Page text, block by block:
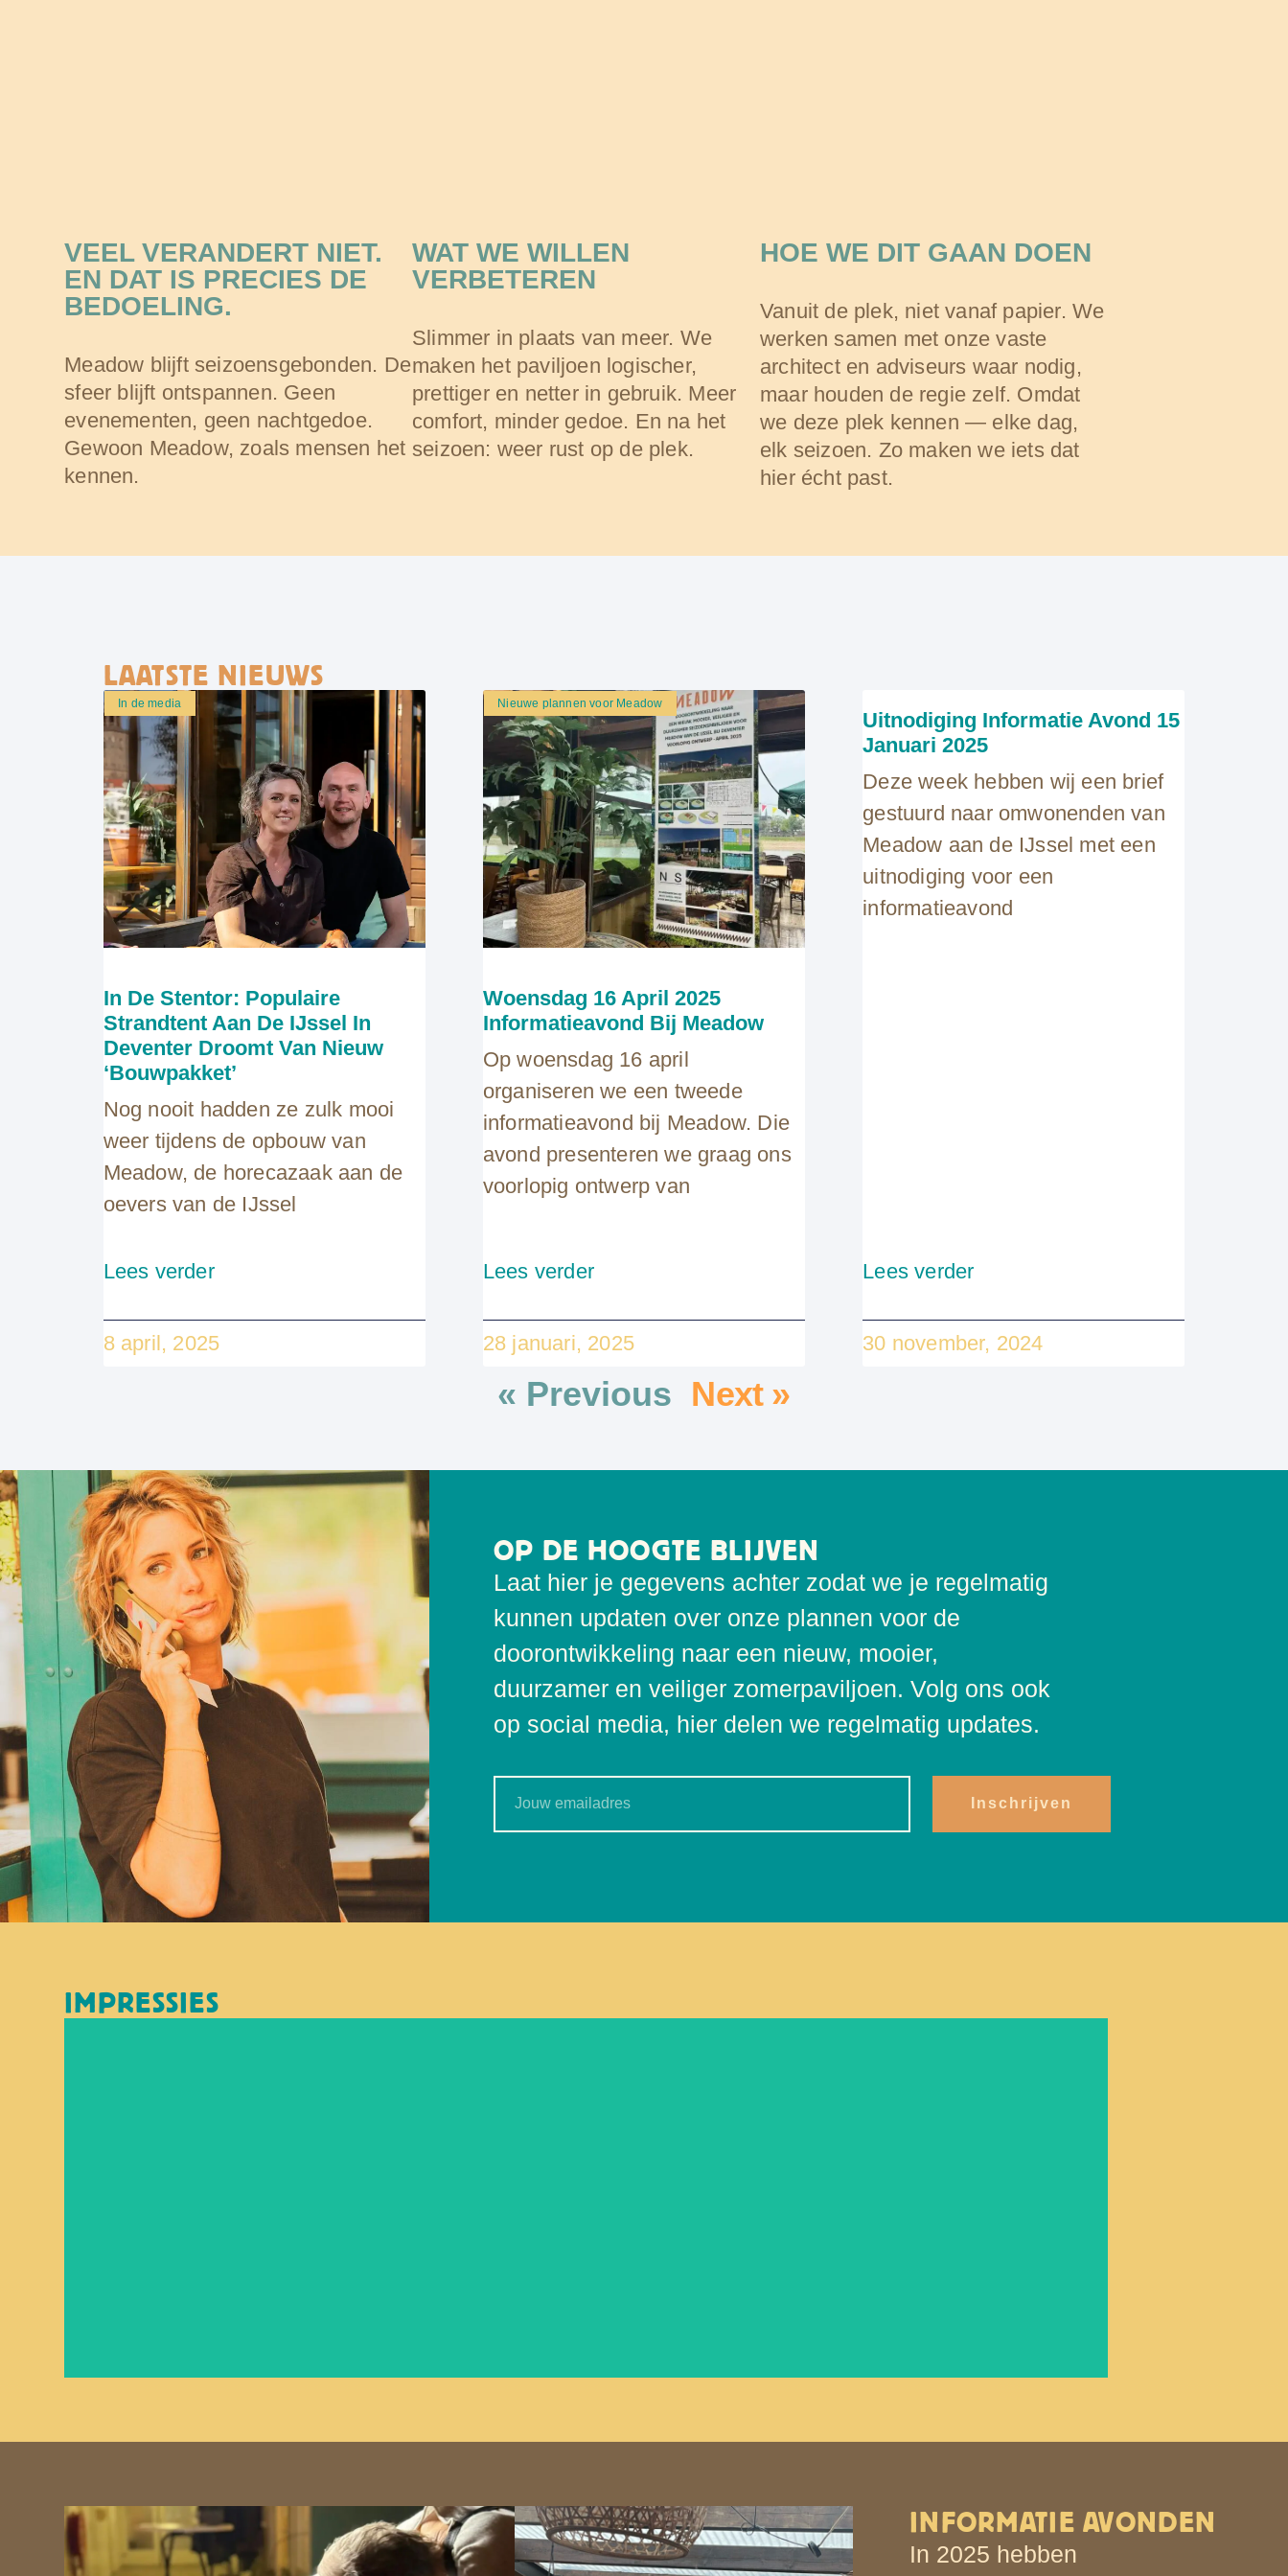
VEEL VERANDERT NIET.
EN DAT IS PRECIES DE
BEDOELING.
Meadow blijft seizoensgebonden. De
sfeer blijft ontspannen. Geen
evenementen, geen nachtgedoe.
Gewoon Meadow, zoals mensen het
kennen.
WAT WE WILLEN
VERBETEREN
Slimmer in plaats van meer. We
maken het paviljoen logischer,
prettiger en netter in gebruik. Meer
comfort, minder gedoe. En na het
seizoen: weer rust op de plek.
HOE WE DIT GAAN DOEN
Vanuit de plek, niet vanaf papier. We
werken samen met onze vaste
architect en adviseurs waar nodig,
maar houden de regie zelf. Omdat
we deze plek kennen — elke dag,
elk seizoen. Zo maken we iets dat
hier écht past.
LAATSTE NIEUWS
In de media
In De Stentor: Populaire
Strandtent Aan De IJssel In
Deventer Droomt Van Nieuw
‘bouwpakket’
Nog nooit hadden ze zulk mooi
weer tijdens de opbouw van
Meadow, de horecazaak aan de
oevers van de IJssel
Lees verder
8 april, 2025
Nieuwe plannen voor Meadow
Woensdag 16 April 2025
Informatieavond Bij Meadow
Op woensdag 16 april
organiseren we een tweede
informatieavond bij Meadow. Die
avond presenteren we graag ons
voorlopig ontwerp van
Lees verder
28 januari, 2025
Uitnodiging Informatie Avond 15
Januari 2025
Deze week hebben wij een brief
gestuurd naar omwonenden van
Meadow aan de IJssel met een
uitnodiging voor een
informatieavond
Lees verder
30 november, 2024
« Previous Next »
OP DE HOOGTE BLIJVEN
Laat hier je gegevens achter zodat we je regelmatig
kunnen updaten over onze plannen voor de
doorontwikkeling naar een nieuw, mooier,
duurzamer en veiliger zomerpaviljoen. Volg ons ook
op social media, hier delen we regelmatig updates.
Inschrijven
IMPRESSIES
INFORMATIE AVONDEN
In 2025 hebben